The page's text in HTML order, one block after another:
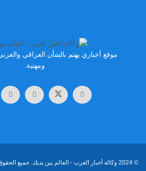
موقع أخباري يهتم بالشأن العراقي
ومهنية.
© 2024 وكالة أخبار العرب - العالم بين يديك. جميع